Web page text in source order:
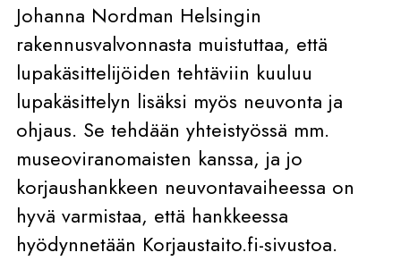
Johanna Nordman Helsingin
rakennusvalvonnasta muistuttaa, että
lupakäsittelijöiden tehtäviin kuuluu
lupakäsittelyn lisäksi myös neuvonta ja
ohjaus. Se tehdään yhteistyössä mm.
museoviranomaisten kanssa, ja jo
korjaushankkeen neuvontavaiheessa on
hyvä varmistaa, että hankkeessa
hyödynnetään Korjaustaito.fi-sivustoa.